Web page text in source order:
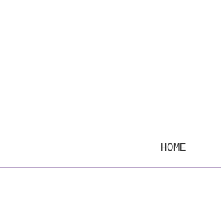
HOME